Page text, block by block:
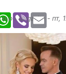
WhatsApp
Viber
Margarita - пт,